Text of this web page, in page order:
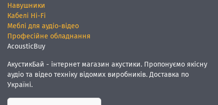
Навушники
Кабелі Hi-Fi
Меблі для аудіо-відео
Професійне обладнання
AcousticBuy
АкустикБай - інтернет магазин акустики. Пропонуємо якісну
аудіо та відео техніку відомих виробників. Доставка по
Україні.